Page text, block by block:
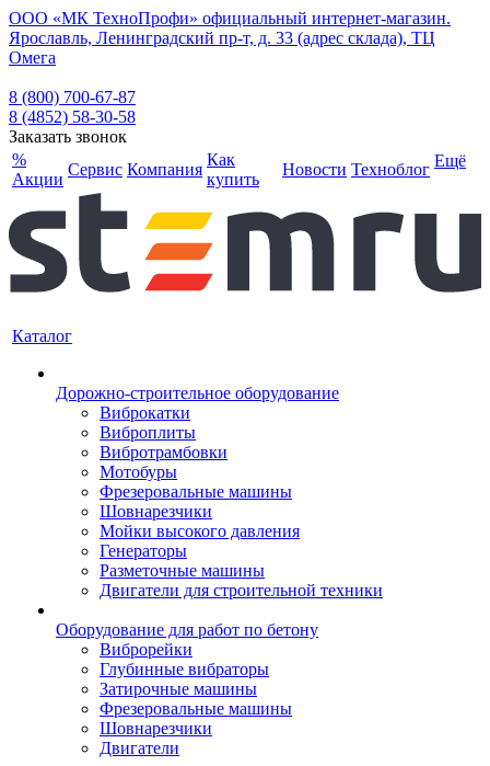
ООО «МК ТехноПрофи» официальный интернет-магазин.
Ярославль, Ленинградский пр-т, д. 33 (адрес склада), ТЦ
Омега
8 (800) 700-67-87
8 (4852) 58-30-58
Заказать звонок
%
Акции
Сервис Компания
Как
купить
Новости Техноблог Ещё
Каталог
Дорожно-строительное оборудование
Виброкатки
Виброплиты
Вибротрамбовки
Мотобуры
Фрезеровальные машины
Шовнарезчики
Мойки высокого давления
Генераторы
Разметочные машины
Двигатели для строительной техники
Оборудование для работ по бетону
Виброрейки
Глубинные вибраторы
Затирочные машины
Фрезеровальные машины
Шовнарезчики
Двигатели